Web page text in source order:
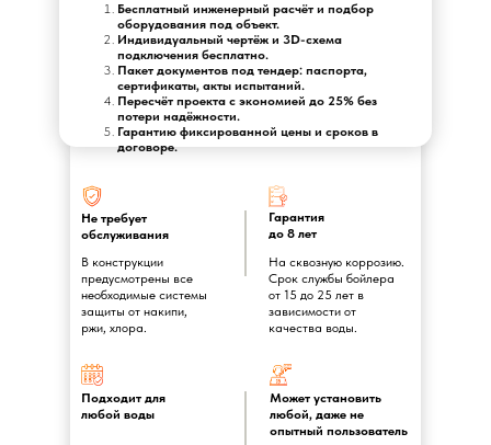
Бесплатный инженерный расчёт и подбор
оборудования под объект.
Индивидуальный чертёж и 3D-схема
подключения бесплатно.
Пакет документов под тендер: паспорта,
сертификаты, акты испытаний.
Пересчёт проекта с экономией до 25% без
потери надёжности.
Гарантию фиксированной цены и сроков в
договоре.
Не требует
обслуживания
В конструкции
предусмотрены все
необходимые системы
защиты от накипи,
ржи, хлора.
Гарантия
до 8 лет
На сквозную коррозию.
Срок службы бойлера
от 15 до 25 лет в
зависимости от
качества воды.
Подходит для
любой воды
Может установить
любой, даже не
опытный пользователь